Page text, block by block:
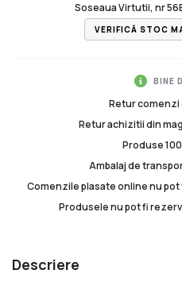
Soseaua Virtutii, nr
VERIFICĂ STOC
BINE
Retur comenzi
Retur achizitii din
Produse
Ambalaj de
Comenzile plasate online nu
Produsele nu pot fi
Descriere